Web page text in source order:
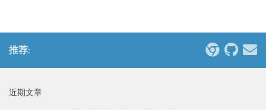
推荐:
近期文章